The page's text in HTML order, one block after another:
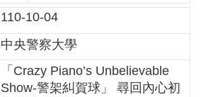
110-10-04
中央警察大學
「Crazy Piano’s Unbelievable
Show-警架糾賀球」 尋回內心初